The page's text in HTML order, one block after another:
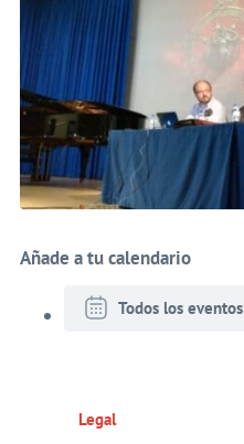
Añade a tu calendario
Todos los eventos
Legal